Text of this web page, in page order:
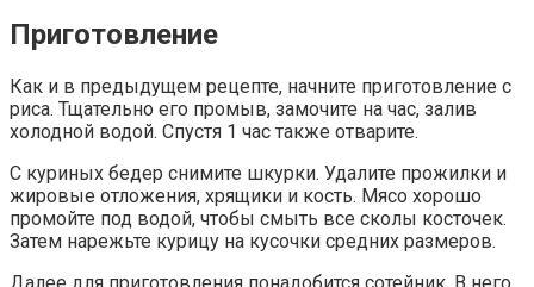
Приготовление
Как и в предыдущем рецепте, начните приготовление с
риса. Тщательно его промыв, замочите на час, залив
холодной водой. Спустя 1 час также отварите.
С куриных бедер снимите шкурки. Удалите прожилки и
жировые отложения, хрящики и кость. Мясо хорошо
промойте под водой, чтобы смыть все сколы косточек.
Затем нарежьте курицу на кусочки средних размеров.
Далее для приготовления понадобится сотейник. В него